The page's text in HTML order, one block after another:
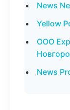
News
Yellow
ООО
News